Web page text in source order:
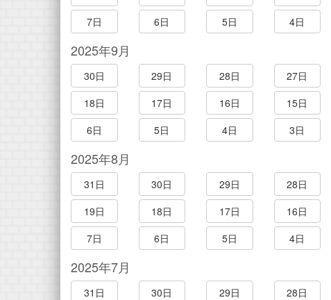
7日
6日 5日 4日
2025年9月
30日 29日 28日 27日
18日
17日 16日 15日
6日
5日 4日 3日
2025年8月
31日 30日 29日 28日
19日
18日 17日 16日
7日
6日 5日 4日
2025年7月
31日 30日 29日 28日